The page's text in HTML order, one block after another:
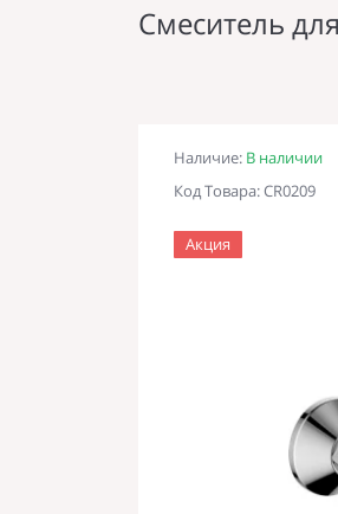
Смеситель
Наличие: В наличии
Код Товара: CR0209
Акция